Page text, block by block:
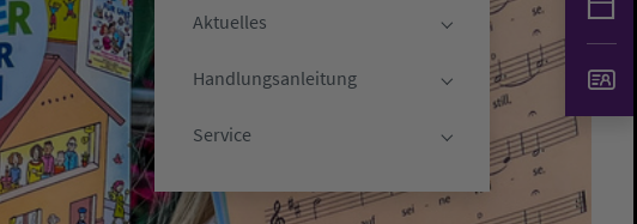
Aktuelles
Submenu for
Handlungsanleitung
Submenu for
Service
Submenu for